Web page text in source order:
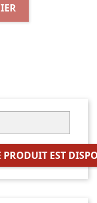
PRODUIT EST